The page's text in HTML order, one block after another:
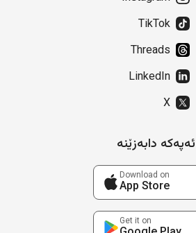
TikTok
Threads
LinkedIn
X
ئەپەکە دابەزێنە
Download on
App Store
Get it on